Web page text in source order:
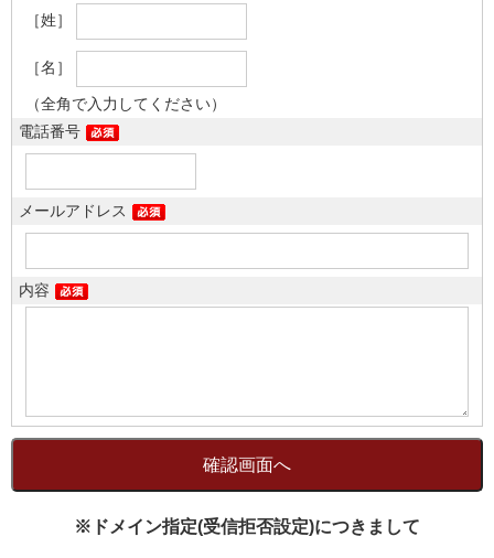
［姓］
［名］
（全角で入力してください）
電話番号
メールアドレス
内容
※ドメイン指定(受信拒否設定)につきまして